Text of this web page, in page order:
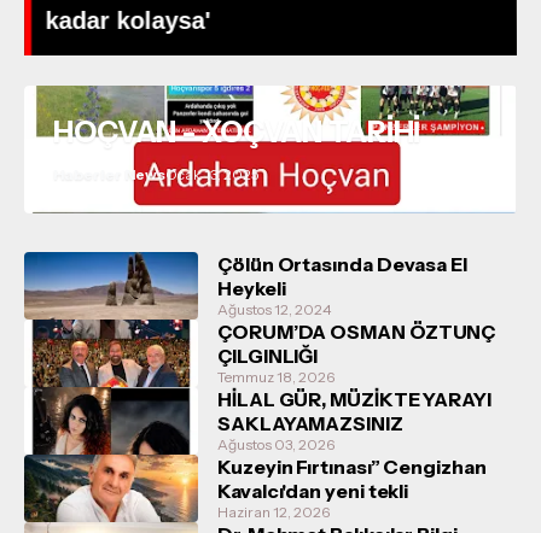
kadar kolaysa'
HOÇVAN - XOÇVAN TARİHİ
Haberler NewsOcak 13, 2025
Çölün Ortasında Devasa El
Heykeli
Ağustos 12, 2024
ÇORUM’DA OSMAN ÖZTUNÇ
ÇILGINLIĞI
Temmuz 18, 2026
HİLAL GÜR, MÜZİKTE YARAYI
SAKLAYAMAZSINIZ
Ağustos 03, 2026
Kuzeyin Fırtınası” Cengizhan
Kavalcı'dan yeni tekli
Haziran 12, 2026